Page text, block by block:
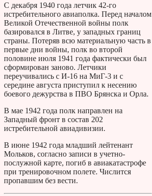
С декабря 1940 года летчик 42-го
истребительного авиаполка. Перед началом
Великой Отечественной войны полк
базировался в Литве, у западных границ
страны. Потеряв всю материальную часть в
первые дни войны, полк во второй
половине июля 1941 года фактически был
сформирован заново. Летчики
переучивались с И-16 на МиГ-3 и с
середине августа приступил к несению
боевого дежурства в ПВО Брянска и Орла.
В мае 1942 года полк направлен на
Западный фронт в состав 202
истребительной авиадивизии.
В июне 1942 года младший лейтенант
Мольков, согласно записи в учетно-
послужной карте, погиб в авиакатастрофе
при тренировочном полете. Числится
пропавшим без вести.